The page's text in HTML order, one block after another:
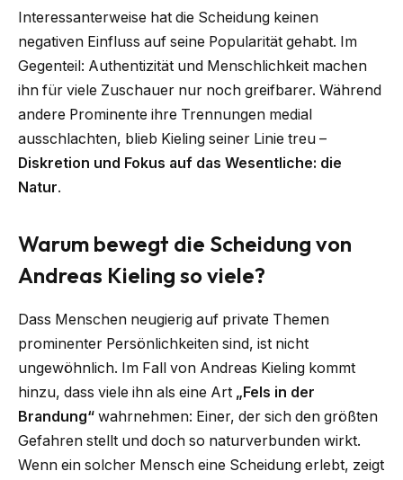
Interessanterweise hat die Scheidung keinen
negativen Einfluss auf seine Popularität gehabt. Im
Gegenteil: Authentizität und Menschlichkeit machen
ihn für viele Zuschauer nur noch greifbarer. Während
andere Prominente ihre Trennungen medial
ausschlachten, blieb Kieling seiner Linie treu –
Diskretion und Fokus auf das Wesentliche: die
Natur.
Warum bewegt die Scheidung von
Andreas Kieling so viele?
Dass Menschen neugierig auf private Themen
prominenter Persönlichkeiten sind, ist nicht
ungewöhnlich. Im Fall von Andreas Kieling kommt
hinzu, dass viele ihn als eine Art „Fels in der
Brandung“ wahrnehmen: Einer, der sich den größten
Gefahren stellt und doch so naturverbunden wirkt.
Wenn ein solcher Mensch eine Scheidung erlebt, zeigt